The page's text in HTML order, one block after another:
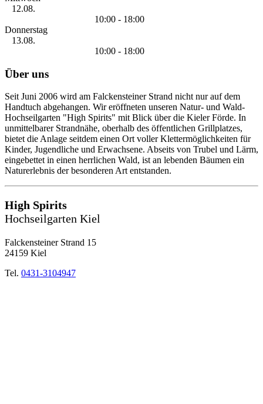
12.08.
10:00 - 18:00
Donnerstag
13.08.
10:00 - 18:00
Über uns
Seit Juni 2006 wird am Falckensteiner Strand nicht nur auf dem
Handtuch abgehangen. Wir eröffneten unseren Natur- und Wald-
Hochseilgarten "High Spirits" mit Blick über die Kieler Förde. In
unmittelbarer Strandnähe, oberhalb des öffentlichen Grillplatzes,
bietet die Anlage seitdem einen Ort voller Klettermöglichkeiten für
Kinder, Jugendliche und Erwachsene. Abseits von Trubel und Lärm,
eingebettet in einen herrlichen Wald, ist an lebenden Bäumen ein
Naturerlebnis der besonderen Art entstanden.
High Spirits
Hochseilgarten Kiel
Falckensteiner Strand 15
24159 Kiel
Tel. 0431-3104947